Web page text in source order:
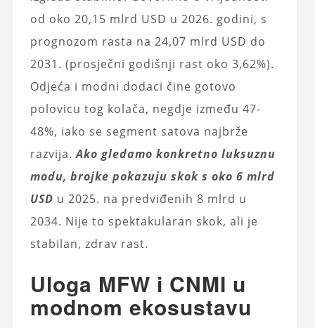
od oko 20,15 mlrd USD u 2026. godini, s
prognozom rasta na 24,07 mlrd USD do
2031. (prosječni godišnji rast oko 3,62%).
Odjeća i modni dodaci čine gotovo
polovicu tog kolača, negdje između 47-
48%, iako se segment satova najbrže
razvija.Ako gledamo konkretno luksuznu
modu, brojke pokazuju skok s oko 6 mlrd
USD u 2025. na predviđenih 8 mlrd u
2034. Nije to spektakularan skok, ali je
stabilan, zdrav rast.
Uloga MFW i CNMI u
modnom ekosustavu